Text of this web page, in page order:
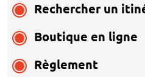
Rechercher un
Boutique en ligne
Règlement